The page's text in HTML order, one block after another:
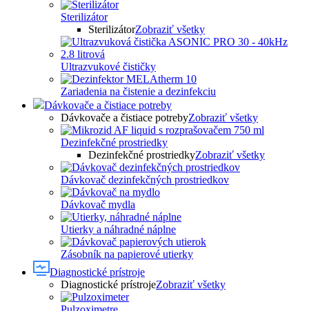
Sterilizátor
SterilizátorZobraziť všetky
Ultrazvukové čističky
Zariadenia na čistenie a dezinfekciu
Dávkovače a čistiace potreby
Dávkovače a čistiace potrebyZobraziť všetky
Dezinfekčné prostriedky
Dezinfekčné prostriedkyZobraziť všetky
Dávkovač dezinfekčných prostriedkov
Dávkovač mydla
Utierky a náhradné náplne
Zásobník na papierové utierky
Diagnostické prístroje
Diagnostické prístrojeZobraziť všetky